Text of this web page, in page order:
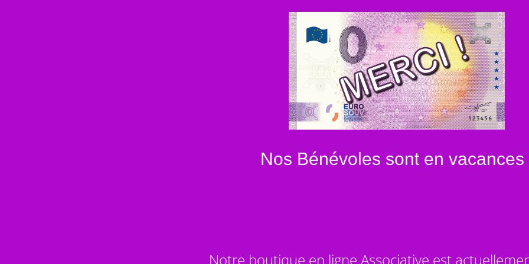
Nos Bénévoles sont en vacances
Notre boutique en ligne Associative est